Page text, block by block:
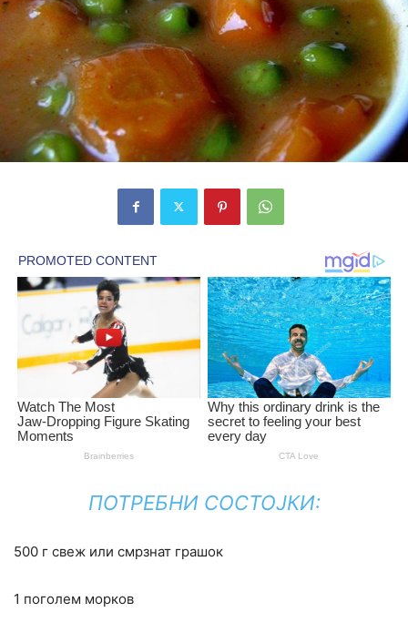
ПОТРЕБНИ СОСТОЈКИ:
500 г свеж или смрзнат грашок
1 поголем морков